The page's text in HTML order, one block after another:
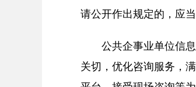
请公开作出规定的，应
公共企事业单位信
关切，优化咨询服务，